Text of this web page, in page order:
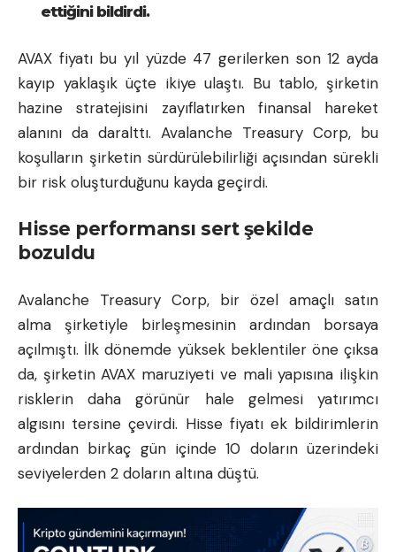
ettiğini bildirdi.
AVAX fiyatıbu yıl yüzde 47 gerilerken son 12 ayda
kayıp yaklaşık üçte ikiye ulaştı. Bu tablo, şirketin
hazine stratejisini zayıflatırken finansal hareket
alanını da daralttı. Avalanche Treasury Corp, bu
koşulların şirketin sürdürülebilirliği açısından sürekli
bir risk oluşturduğunu kayda geçirdi.
Hisse performansı sert şekilde
bozuldu
Avalanche Treasury Corp, bir özel amaçlı satın
alma şirketiyle birleşmesinin ardından borsaya
açılmıştı. İlk dönemde yüksek beklentiler öne çıksa
da, şirketin AVAX maruziyeti ve mali yapısına ilişkin
risklerin daha görünür hale gelmesi yatırımcı
algısını tersine çevirdi. Hisse fiyatı ek bildirimlerin
ardından birkaç gün içinde 10 doların üzerindeki
seviyelerden 2 doların altına düştü.